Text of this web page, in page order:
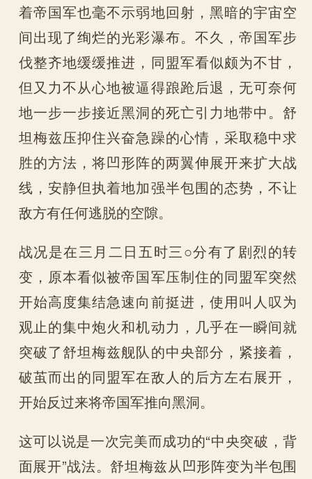
着帝国军也毫不示弱地回射，黑暗的宇宙空
间出现了绚烂的光彩瀑布。不久，帝国军步
伐整齐地缓缓推进，同盟军看似颇为不甘，
但又力不从心地被逼得踉跄后退，无可奈何
地一步一步接近黑洞的死亡引力地带中。舒
坦梅兹压抑住兴奋急躁的心情，采取稳中求
胜的方法，将凹形阵的两翼伸展开来扩大战
线，安静但执着地加强半包围的态势，不让
敌方有任何逃脱的空隙。
战况是在三月二日五时三○分有了剧烈的转
变，原本看似被帝国军压制住的同盟军突然
开始高度集结急速向前挺进，使用叫人叹为
观止的集中炮火和机动力，几乎在一瞬间就
突破了舒坦梅兹舰队的中央部分，紧接着，
破茧而出的同盟军在敌人的后方左右展开，
开始反过来将帝国军推向黑洞。
这可以说是一次完美而成功的“中央突破，背
面展开”战法。舒坦梅兹从凹形阵变为半包围